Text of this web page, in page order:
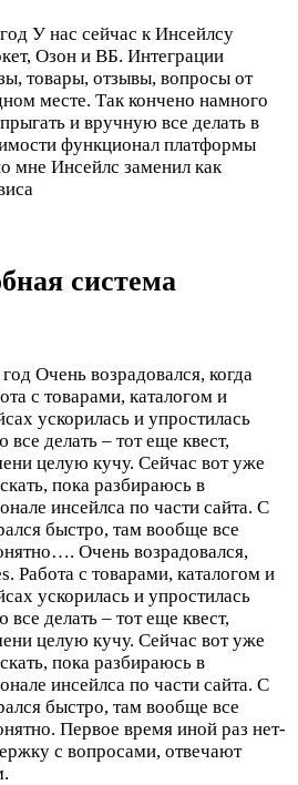
У нас сейчас к Инсейлсу
Озон и ВБ. Интеграции
товары, отзывы, вопросы от
месте. Так кончено намного
и вручную все делать в
функционал платформы
мне Инсейлс заменил как
система
Очень возрадовался, когда
с товарами, каталогом и
ускорилась и упростилась
делать – тот еще квест,
целую кучу. Сейчас вот уже
пока разбираюсь в
инсейлса по части сайта. С
быстро, там вообще все
Очень возрадовался,
Работа с товарами, каталогом и
ускорилась и упростилась
делать – тот еще квест,
целую кучу. Сейчас вот уже
пока разбираюсь в
инсейлса по части сайта. С
быстро, там вообще все
Первое время иной раз нет-
с вопросами, отвечают